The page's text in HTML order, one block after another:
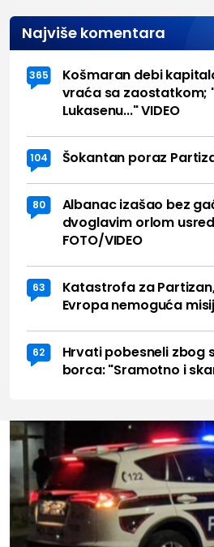
Najviše komentara
365
Košmaran debi
vraća sa zaostatkom;
Lukasenu..." VIDEO
104 Šokantan poraz
80
Albanac izašao bez
dvoglavim orlom
FOTO/VIDEO
63
Katastrofa za
Evropa nemoguća
62
Hrvati pobesneli zbog
borca: "Sramotno i